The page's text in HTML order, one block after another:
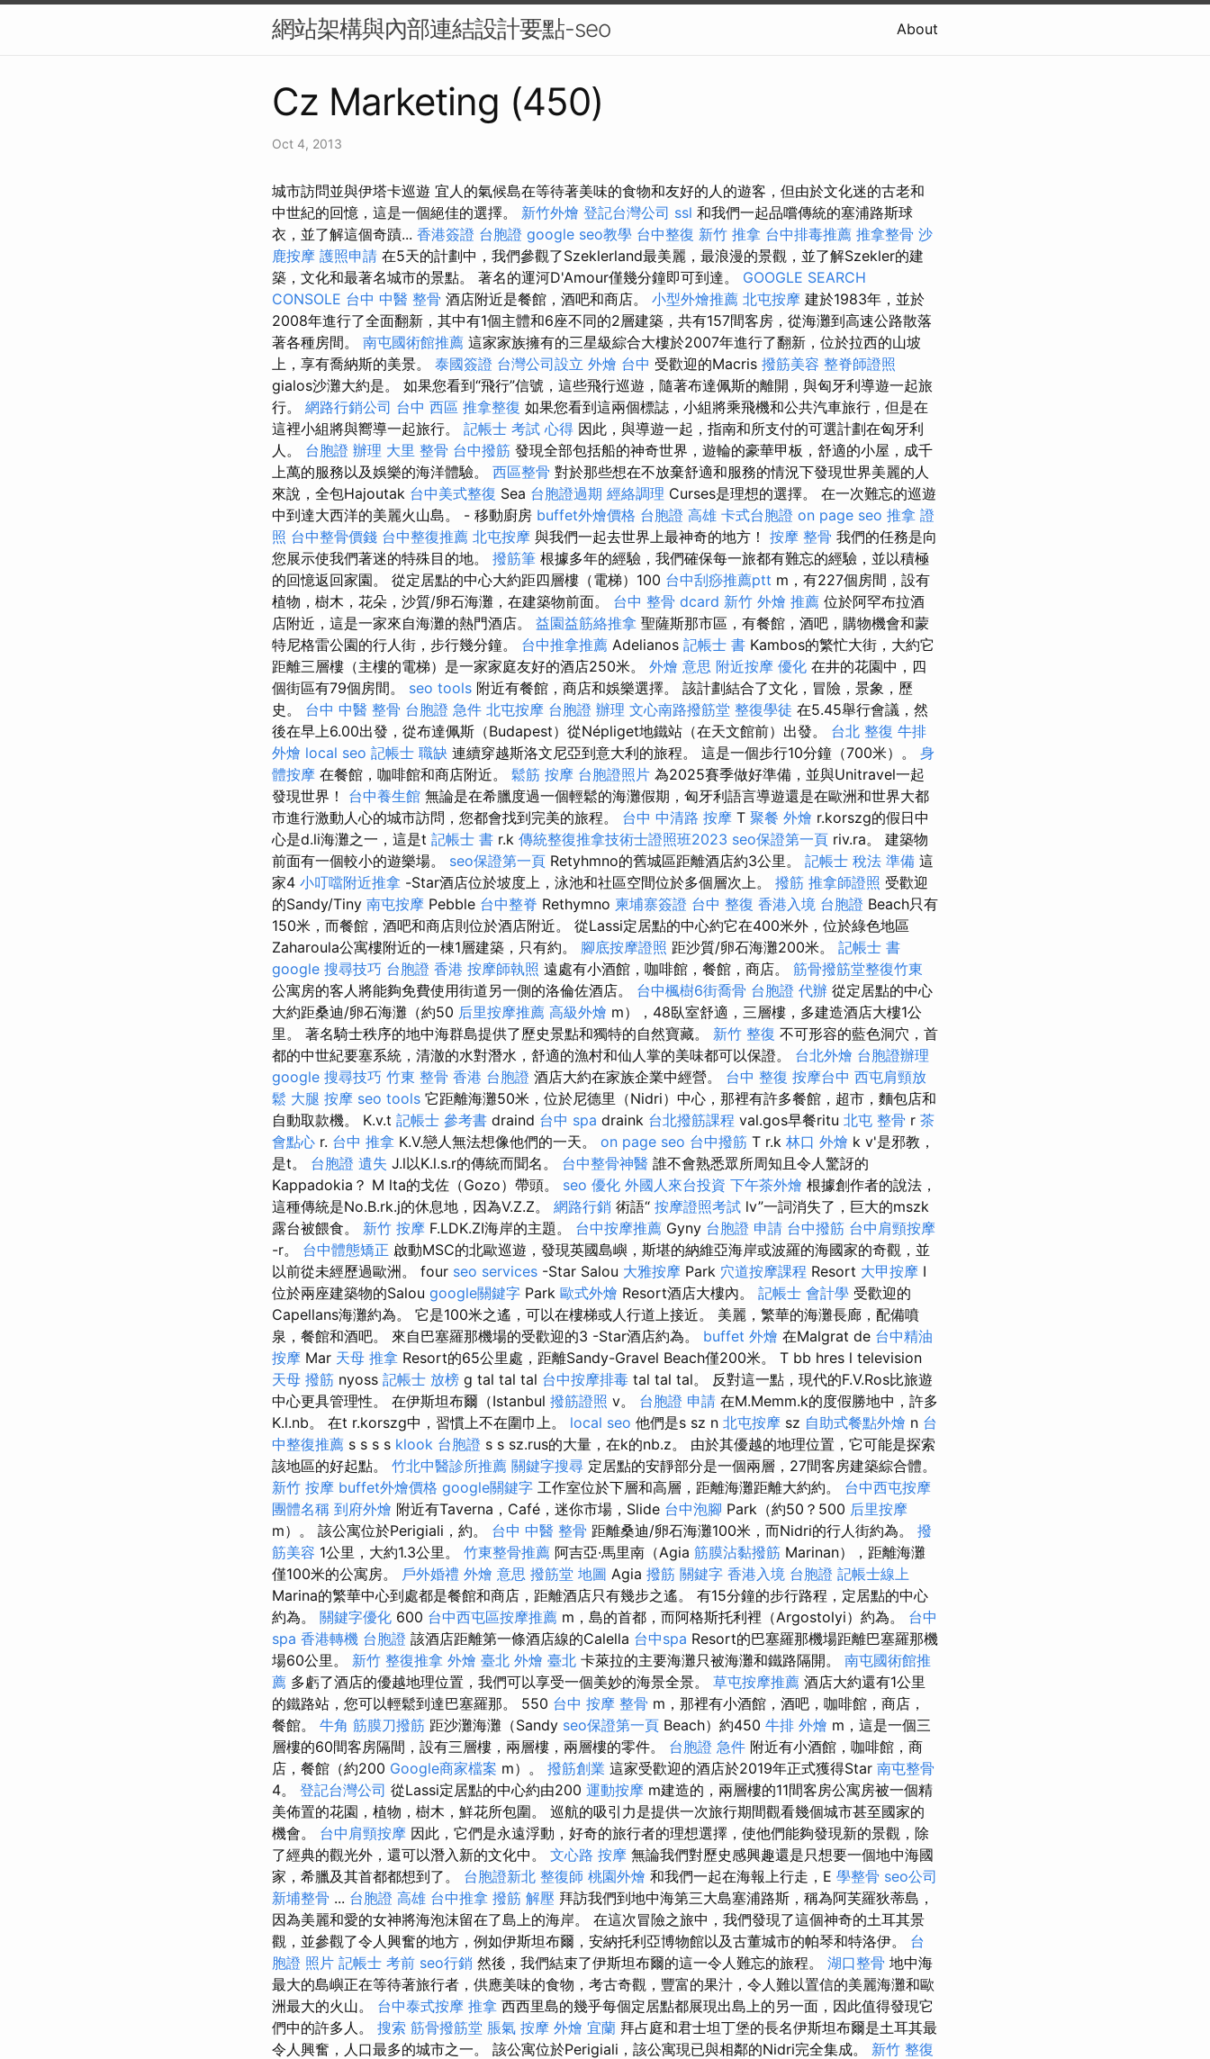
網站架構與內部連結設計要點-seo About
Cz Marketing (450)
Oct 4, 2013
城市訪問並與伊塔卡巡遊 宜人的氣候島在等待著美味的食物和友好的人的遊客，但由於文化迷的古老和
中世紀的回憶，這是一個絕佳的選擇。 新竹外燴 登記台灣公司 ssl 和我們一起品嚐傳統的塞浦路斯球
衣，並了解這個奇蹟... 香港簽證 台胞證 google seo教學 台中整復 新竹 推拿 台中排毒推薦 推拿整骨 沙
鹿按摩 護照申請 在5天的計劃中，我們參觀了Szeklerland最美麗，最浪漫的景觀，並了解Szekler的建
築，文化和最著名城市的景點。 著名的運河D'Amour僅幾分鐘即可到達。 GOOGLE SEARCH
CONSOLE 台中 中醫 整骨 酒店附近是餐館，酒吧和商店。 小型外燴推薦 北屯按摩 建於1983年，並於
2008年進行了全面翻新，其中有1個主體和6座不同的2層建築，共有157間客房，從海灘到高速公路散落
著各種房間。 南屯國術館推薦 這家家族擁有的三星級綜合大樓於2007年進行了翻新，位於拉西的山坡
上，享有喬納斯的美景。 泰國簽證 台灣公司設立 外燴 台中 受歡迎的Macris 撥筋美容 整脊師證照
gialos沙灘大約是。 如果您看到“飛行”信號，這些飛行巡遊，隨著布達佩斯的離開，與匈牙利導遊一起旅
行。 網路行銷公司 台中 西區 推拿整復 如果您看到這兩個標誌，小組將乘飛機和公共汽車旅行，但是在
這裡小組將與嚮導一起旅行。 記帳士 考試 心得 因此，與導遊一起，指南和所支付的可選計劃在匈牙利
人。 台胞證 辦理 大里 整骨 台中撥筋 發現全部包括船的神奇世界，遊輪的豪華甲板，舒適的小屋，成千
上萬的服務以及娛樂的海洋體驗。 西區整骨 對於那些想在不放棄舒適和服務的情況下發現世界美麗的人
來說，全包Hajoutak 台中美式整復 Sea 台胞證過期 經絡調理 Curses是理想的選擇。 在一次難忘的巡遊
中到達大西洋的美麗火山島。 - 移動廚房 buffet外燴價格 台胞證 高雄 卡式台胞證 on page seo 推拿 證
照 台中整骨價錢 台中整復推薦 北屯按摩 與我們一起去世界上最神奇的地方！ 按摩 整骨 我們的任務是向
您展示使我們著迷的特殊目的地。 撥筋筆 根據多年的經驗，我們確保每一旅都有難忘的經驗，並以積極
的回憶返回家園。 從定居點的中心大約距四層樓（電梯）100 台中刮痧推薦ptt m，有227個房間，設有
植物，樹木，花朵，沙質/卵石海灘，在建築物前面。 台中 整骨 dcard 新竹 外燴 推薦 位於阿罕布拉酒
店附近，這是一家來自海灘的熱門酒店。 益園益筋絡推拿 聖薩斯那市區，有餐館，酒吧，購物機會和蒙
特尼格雷公園的行人街，步行幾分鐘。 台中推拿推薦 Adelianos 記帳士 書 Kambos的繁忙大街，大約它
距離三層樓（主樓的電梯）是一家家庭友好的酒店250米。 外燴 意思 附近按摩 優化 在井的花園中，四
個街區有79個房間。 seo tools 附近有餐館，商店和娛樂選擇。 該計劃結合了文化，冒險，景象，歷
史。 台中 中醫 整骨 台胞證 急件 北屯按摩 台胞證 辦理 文心南路撥筋堂 整復學徒 在5.45舉行會議，然
後在早上6.00出發，從布達佩斯（Budapest）從Népliget地鐵站（在天文館前）出發。 台北 整復 牛排
外燴 local seo 記帳士 職缺 連續穿越斯洛文尼亞到意大利的旅程。 這是一個步行10分鐘（700米）。 身
體按摩 在餐館，咖啡館和商店附近。 鬆筋 按摩 台胞證照片 為2025賽季做好準備，並與Unitravel一起
發現世界！ 台中養生館 無論是在希臘度過一個輕鬆的海灘假期，匈牙利語言導遊還是在歐洲和世界大都
市進行激動人心的城市訪問，您都會找到完美的旅程。 台中 中清路 按摩 T 聚餐 外燴 r.korszg的假日中
心是d.li海灘之一，這是t 記帳士 書 r.k 傳統整復推拿技術士證照班2023 seo保證第一頁 riv.ra。 建築物
前面有一個較小的遊樂場。 seo保證第一頁 Retyhmno的舊城區距離酒店約3公里。 記帳士 稅法 準備 這
家4 小叮噹附近推拿 -Star酒店位於坡度上，泳池和社區空間位於多個層次上。 撥筋 推拿師證照 受歡迎
的Sandy/Tiny 南屯按摩 Pebble 台中整脊 Rethymno 柬埔寨簽證 台中 整復 香港入境 台胞證 Beach只有
150米，而餐館，酒吧和商店則位於酒店附近。 從Lassi定居點的中心約它在400米外，位於綠色地區
Zaharoula公寓樓附近的一棟1層建築，只有約。 腳底按摩證照 距沙質/卵石海灘200米。 記帳士 書
google 搜尋技巧 台胞證 香港 按摩師執照 遠處有小酒館，咖啡館，餐館，商店。 筋骨撥筋堂整復竹東
公寓房的客人將能夠免費使用街道另一側的洛倫佐酒店。 台中楓樹6街喬骨 台胞證 代辦 從定居點的中心
大約距桑迪/卵石海灘（約50 后里按摩推薦 高級外燴 m），48臥室舒適，三層樓，多建造酒店大樓1公
里。 著名騎士秩序的地中海群島提供了歷史景點和獨特的自然寶藏。 新竹 整復 不可形容的藍色洞穴，首
都的中世紀要塞系統，清澈的水對潛水，舒適的漁村和仙人掌的美味都可以保證。 台北外燴 台胞證辦理
google 搜尋技巧 竹東 整骨 香港 台胞證 酒店大約在家族企業中經營。 台中 整復 按摩台中 西屯肩頸放
鬆 大腿 按摩 seo tools 它距離海灘50米，位於尼德里（Nidri）中心，那裡有許多餐館，超市，麵包店和
自動取款機。 K.v.t 記帳士 參考書 draind 台中 spa draink 台北撥筋課程 val.gos早餐ritu 北屯 整骨 r 茶
會點心 r. 台中 推拿 K.V.戀人無法想像他們的一天。 on page seo 台中撥筋 T r.k 林口 外燴 k v'是邪教，
是t。 台胞證 遺失 J.l以K.l.s.r的傳統而聞名。 台中整骨神醫 誰不會熟悉眾所周知且令人驚訝的
Kappadokia？ M lta的戈佐（Gozo）帶頭。 seo 優化 外國人來台投資 下午茶外燴 根據創作者的說法，
這種傳統是No.B.rk.j的休息地，因為V.Z.Z。 網路行銷 術語“ 按摩證照考試 lv”一詞消失了，巨大的mszk
露台被餵食。 新竹 按摩 F.LDK.ZI海岸的主題。 台中按摩推薦 Gyny 台胞證 申請 台中撥筋 台中肩頸按摩
-r。 台中體態矯正 啟動MSC的北歐巡遊，發現英國島嶼，斯堪的納維亞海岸或波羅的海國家的奇觀，並
以前從未經歷過歐洲。 four seo services -Star Salou 大雅按摩 Park 穴道按摩課程 Resort 大甲按摩 I
位於兩座建築物的Salou google關鍵字 Park 歐式外燴 Resort酒店大樓內。 記帳士 會計學 受歡迎的
Capellans海灘約為。 它是100米之遙，可以在樓梯或人行道上接近。 美麗，繁華的海灘長廊，配備噴
泉，餐館和酒吧。 來自巴塞羅那機場的受歡迎的3 -Star酒店約為。 buffet 外燴 在Malgrat de 台中精油
按摩 Mar 天母 推拿 Resort的65公里處，距離Sandy-Gravel Beach僅200米。 T bb hres l television
天母 撥筋 nyoss 記帳士 放榜 g tal tal tal 台中按摩排毒 tal tal tal。 反對這一點，現代的F.V.Ros比旅遊
中心更具管理性。 在伊斯坦布爾（Istanbul 撥筋證照 v。 台胞證 申請 在M.Memm.k的度假勝地中，許多
K.l.nb。 在t r.korszg中，習慣上不在圍巾上。 local seo 他們是s sz n 北屯按摩 sz 自助式餐點外燴 n 台
中整復推薦 s s s s klook 台胞證 s s sz.rus的大量，在k的nb.z。 由於其優越的地理位置，它可能是探索
該地區的好起點。 竹北中醫診所推薦 關鍵字搜尋 定居點的安靜部分是一個兩層，27間客房建築綜合體。
新竹 按摩 buffet外燴價格 google關鍵字 工作室位於下層和高層，距離海灘距離大約約。 台中西屯按摩
團體名稱 到府外燴 附近有Taverna，Café，迷你市場，Slide 台中泡腳 Park（約50？500 后里按摩
m）。 該公寓位於Perigiali，約。 台中 中醫 整骨 距離桑迪/卵石海灘100米，而Nidri的行人街約為。 撥
筋美容 1公里，大約1.3公里。 竹東整骨推薦 阿吉亞·馬里南（Agia 筋膜沾黏撥筋 Marinan），距離海灘
僅100米的公寓房。 戶外婚禮 外燴 意思 撥筋堂 地圖 Agia 撥筋 關鍵字 香港入境 台胞證 記帳士線上
Marina的繁華中心到處都是餐館和商店，距離酒店只有幾步之遙。 有15分鐘的步行路程，定居點的中心
約為。 關鍵字優化 600 台中西屯區按摩推薦 m，島的首都，而阿格斯托利裡（Argostolyi）約為。 台中
spa 香港轉機 台胞證 該酒店距離第一條酒店線的Calella 台中spa Resort的巴塞羅那機場距離巴塞羅那機
場60公里。 新竹 整復推拿 外燴 臺北 外燴 臺北 卡萊拉的主要海灘只被海灘和鐵路隔開。 南屯國術館推
薦 多虧了酒店的優越地理位置，我們可以享受一個美妙的海景全景。 草屯按摩推薦 酒店大約還有1公里
的鐵路站，您可以輕鬆到達巴塞羅那。 550 台中 按摩 整骨 m，那裡有小酒館，酒吧，咖啡館，商店，
餐館。 牛角 筋膜刀撥筋 距沙灘海灘（Sandy seo保證第一頁 Beach）約450 牛排 外燴 m，這是一個三
層樓的60間客房隔間，設有三層樓，兩層樓，兩層樓的零件。 台胞證 急件 附近有小酒館，咖啡館，商
店，餐館（約200 Google商家檔案 m）。 撥筋創業 這家受歡迎的酒店於2019年正式獲得Star 南屯整骨
4。 登記台灣公司 從Lassi定居點的中心約由200 運動按摩 m建造的，兩層樓的11間客房公寓房被一個精
美佈置的花園，植物，樹木，鮮花所包圍。 巡航的吸引力是提供一次旅行期間觀看幾個城市甚至國家的
機會。 台中肩頸按摩 因此，它們是永遠浮動，好奇的旅行者的理想選擇，使他們能夠發現新的景觀，除
了經典的觀光外，還可以潛入新的文化中。 文心路 按摩 無論我們對歷史感興趣還是只想要一個地中海國
家，希臘及其首都都想到了。 台胞證新北 整復師 桃園外燴 和我們一起在海報上行走，E 學整骨 seo公司
新埔整骨 ... 台胞證 高雄 台中推拿 撥筋 解壓 拜訪我們到地中海第三大島塞浦路斯，稱為阿芙羅狄蒂島，
因為美麗和愛的女神將海泡沫留在了島上的海岸。 在這次冒險之旅中，我們發現了這個神奇的土耳其景
觀，並參觀了令人興奮的地方，例如伊斯坦布爾，安納托利亞博物館以及古董城市的帕琴和特洛伊。 台
胞證 照片 記帳士 考前 seo行銷 然後，我們結束了伊斯坦布爾的這一令人難忘的旅程。 湖口整骨 地中海
最大的島嶼正在等待著旅行者，供應美味的食物，考古奇觀，豐富的果汁，令人難以置信的美麗海灘和歐
洲最大的火山。 台中泰式按摩 推拿 西西里島的幾乎每個定居點都展現出島上的另一面，因此值得發現它
們中的許多人。 搜索 筋骨撥筋堂 脹氣 按摩 外燴 宜蘭 拜占庭和君士坦丁堡的長名伊斯坦布爾是土耳其最
令人興奮，人口最多的城市之一。 該公寓位於Perigiali，該公寓現已與相鄰的Nidri完全集成。 新竹 整復